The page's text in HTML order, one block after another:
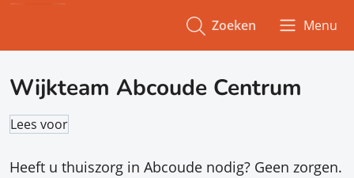
Zoeken Menu
Wijkteam Abcoude Centrum
Lees voor
Heeft u thuiszorg in Abcoude nodig? Geen zorgen.